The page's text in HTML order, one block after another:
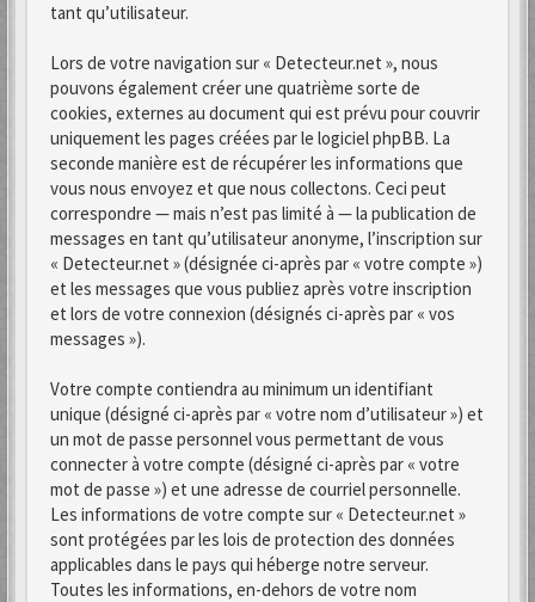
tant qu’utilisateur.
Lors de votre navigation sur « Detecteur.net », nous
pouvons également créer une quatrième sorte de
cookies, externes au document qui est prévu pour couvrir
uniquement les pages créées par le logiciel phpBB. La
seconde manière est de récupérer les informations que
vous nous envoyez et que nous collectons. Ceci peut
correspondre — mais n’est pas limité à — la publication de
messages en tant qu’utilisateur anonyme, l’inscription sur
« Detecteur.net » (désignée ci-après par « votre compte »)
et les messages que vous publiez après votre inscription
et lors de votre connexion (désignés ci-après par « vos
messages »).
Votre compte contiendra au minimum un identifiant
unique (désigné ci-après par « votre nom d’utilisateur ») et
un mot de passe personnel vous permettant de vous
connecter à votre compte (désigné ci-après par « votre
mot de passe ») et une adresse de courriel personnelle.
Les informations de votre compte sur « Detecteur.net »
sont protégées par les lois de protection des données
applicables dans le pays qui héberge notre serveur.
Toutes les informations, en-dehors de votre nom